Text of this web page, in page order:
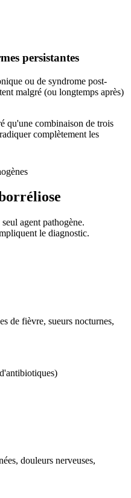
persistantes
ou de syndrome post-
malgré (ou longtemps après)
qu'une combinaison de trois
complètement les
agent pathogène.
le diagnostic.
de fièvre, sueurs nocturnes,
douleurs nerveuses,